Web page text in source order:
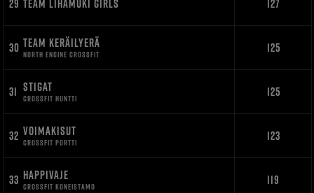
29 TEAM LIHAMUKI GIRLS 127
30 TEAM KERÄILYERÄ
NORTH ENGINE CROSSFIT 125
31 STIGAT
CROSSFIT HUNTTI 125
32 VOIMAKISUT
CROSSFIT PORTTI 123
33 HAPPIVAJE
CROSSFIT KONEISTAMO 119